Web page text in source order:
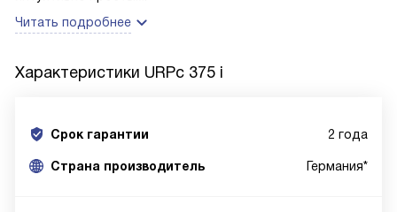
Читать подробнее
Характеристики URPc 375 i
Срок гарантии 2 года
Cтрана производитель Германия*